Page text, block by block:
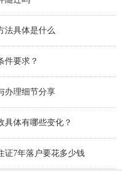
法具体是什么
件要求？
办理细节分享
具体有哪些变化？
证7年落户要花多少钱